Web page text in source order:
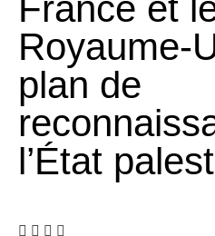
France et
Royaume-
plan de
l’État